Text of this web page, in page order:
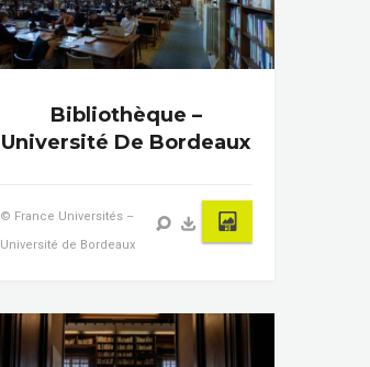
Bibliothèque –
Université De Bordeaux
© France Universités –
Université de Bordeaux